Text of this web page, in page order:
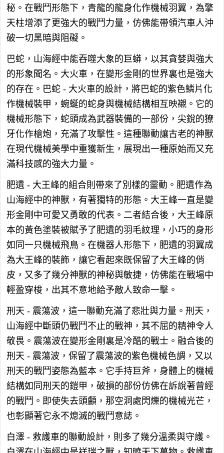
秘。在戰鬥形態下，青龍的龍身化作機械羽翼，為擎
天柱增添了更強大的戰鬥力量，仿佛能帶領汽車人沖
破一切黑暗與阻礙。
巴蛇，山海經中能吞噬大象的巨蟒，以其貪婪與強大
的形象聞名。大火車，在變形金剛的世界裏也是強大
的存在。巴蛇 - 大火車的設計，將巴蛇的紫色鱗片化
作機械裝甲，蜿蜒的蛇身與機械結構相互映襯。它的
機械形態下，蛇頭成為武器裝備的一部份，尖銳的獠
牙化作槍炮，充滿了攻擊性。這種聯動讓古老的神獸
在現代機械美學中重獲新生，展現出一種原始而又充
滿科技感的強大力量。
肥遺 - 大王峰的組合則帶來了別樣的靈動。肥遺作為
山海經中的神獸，有著獨特的形態。大王峰一直是變
形金剛中可愛又勇敢的代表。二者結合後，大王峰原
本的黃色塗裝被賦予了肥遺的羽毛紋理，小巧的身形
如同一只機械飛鳥。在機器人形態下，肥遺的羽翼成
為大王峰的裝飾，讓它看起來既保留了大王峰的俏
皮，又多了幾分神獸的神秘與敏捷，仿佛能在戰場中
輕盈穿梭，出其不意地給予敵人致命一擊。
刑天 - 震蕩波，這一聯動充滿了悲壯與力量。刑天，
山海經中斷頭仍戰鬥不止的戰神，其不屈的精神令人
敬畏。震蕩波在變形金剛裏是冷酷的戰士。融合後的
刑天 - 震蕩波，保留了震蕩波的紫色機械色調，又以
刑天的戰鬥姿態為藍本。它手持巨斧，身體上的機械
結構如同刑天的鎧甲，破損的部份仿佛在訴說著曾經
的戰鬥。即使失去頭顱，那空洞處閃爍的機械光芒，
也彰顯著它永不熄滅的戰鬥意誌。
白澤 - 救護車的聯動設計，則多了幾分溫柔與守護。